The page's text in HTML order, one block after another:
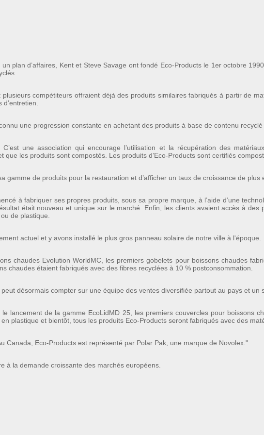
plan d’affaires, Kent et Steve Savage ont fondé Eco-Products le 1er octobre
compétiteurs offraient déjà des produits similaires fabriqués à partir de
une progression constante en achetant des produits à base de contenu
une association qui encourage l’utilisation et la récupération des
que les produits sont compostés. Les produits d’Eco-Products sont certifiés
gamme de produits pour la restauration et d’afficher un taux de croissance de plus
à fabriquer ses propres produits, sous sa propre marque, à l’aide d’une
était nouveau et unique sur le marché. Enfin, les clients avaient accès à
de plastique.
actuel et y avons installé le plus gros panneau solaire de notre ville à l'époque.
chaudes Evolution WorldMC, les premiers gobelets pour boissons chaudes
chaudes étaient fabriqués avec des fibres recyclées à 10 % postconsommation.
désormais compter sur une équipe des ventes diversifiée partout au pays et un
lancement de la gamme EcoLidMD 25, les premiers couvercles pour boissons
plastique et bientôt, tous les produits Eco-Products seront fabriqués avec des
Canada, Eco-Products est représenté par Polar Pak, une marque de Novolex."
à la demande croissante des marchés européens.